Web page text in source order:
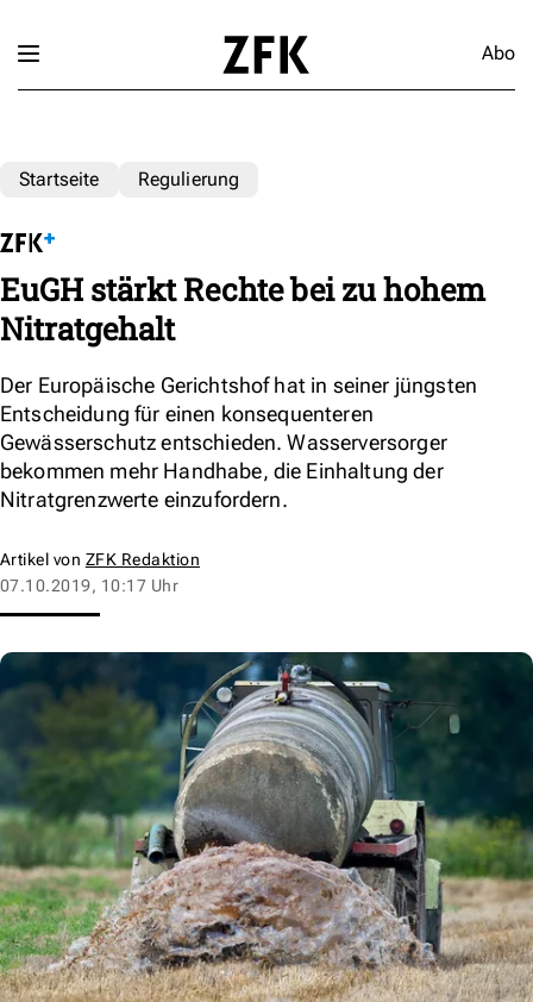
Abo
Startseite Regulierung
EuGH stärkt Rechte bei zu hohem
Nitratgehalt
Der Europäische Gerichtshof hat in seiner jüngsten
Entscheidung für einen konsequenteren
Gewässerschutz entschieden. Wasserversorger
bekommen mehr Handhabe, die Einhaltung der
Nitratgrenzwerte einzufordern.
Artikel von ZFK Redaktion
07.10.2019, 10:17 Uhr